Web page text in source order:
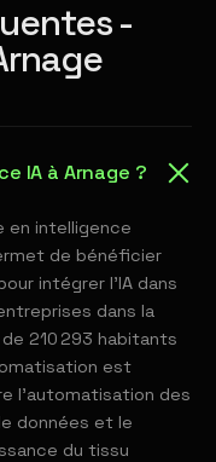
-
IA à Arnage ?
en intelligence
de bénéficier
intégrer l'IA dans
dans la
210 293 habitants
est
l'automatisation des
données et le
du tissu